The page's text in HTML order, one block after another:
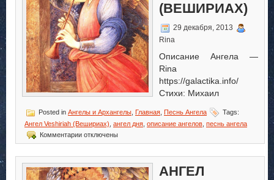
(ВЕШИРИАХ)
29 декабря, 2013
Rina
Описание Ангела —
Rina
https://galactika.info/
Стихи: Михаил
Posted in Ангелы и Архангелы Главная Песнь Ангела
Tags:
Ангел Veshiriah (Вешириах) ангел дня описание ангелов песнь ангела
Комментариик
записи
Veshiriah
(Вешириах)
отключены
АНГЕЛ